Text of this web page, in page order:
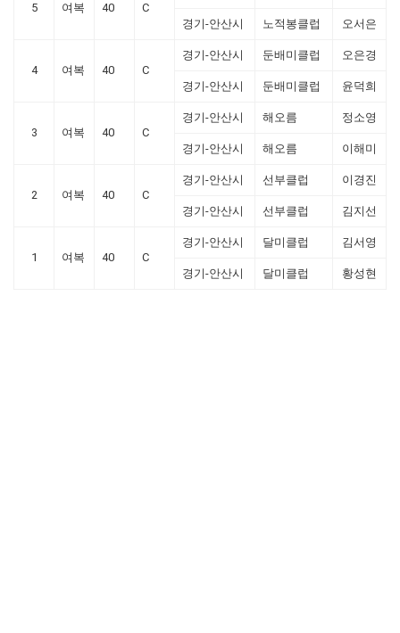
5 여복 40 C
경기-안산시 노적봉클럽 오서은
4 여복 40 C
경기-안산시 둔배미클럽 오은경
경기-안산시 둔배미클럽 윤덕희
3 여복 40 C
경기-안산시 해오름 정소영
경기-안산시 해오름 이해미
2 여복 40 C
경기-안산시 선부클럽 이경진
경기-안산시 선부클럽 김지선
1 여복 40 C
경기-안산시 달미클럽 김서영
경기-안산시 달미클럽 황성현